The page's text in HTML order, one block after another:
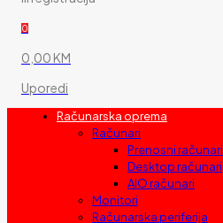
0
0,00 KM
Uporedi
Računarska oprema
Računari
Prenosni računari
Desktop računari
AIO računari
Monitori
Računarska periferija